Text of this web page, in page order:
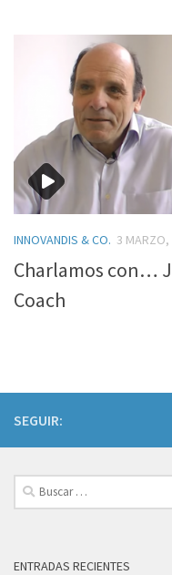
INNOVANDIS & CO. 3
Charlamos con…
Coach
SEGUIR:
Buscar:
ENTRADAS RECIENTES